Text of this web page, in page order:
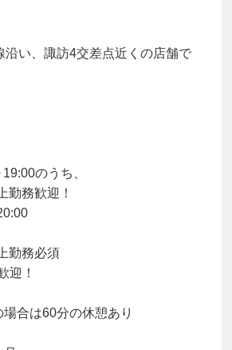
沿い、諏訪4交差点近くの店舗で
のうち、
勤務歓迎！
勤務必須
迎！
合は60分の休憩あり